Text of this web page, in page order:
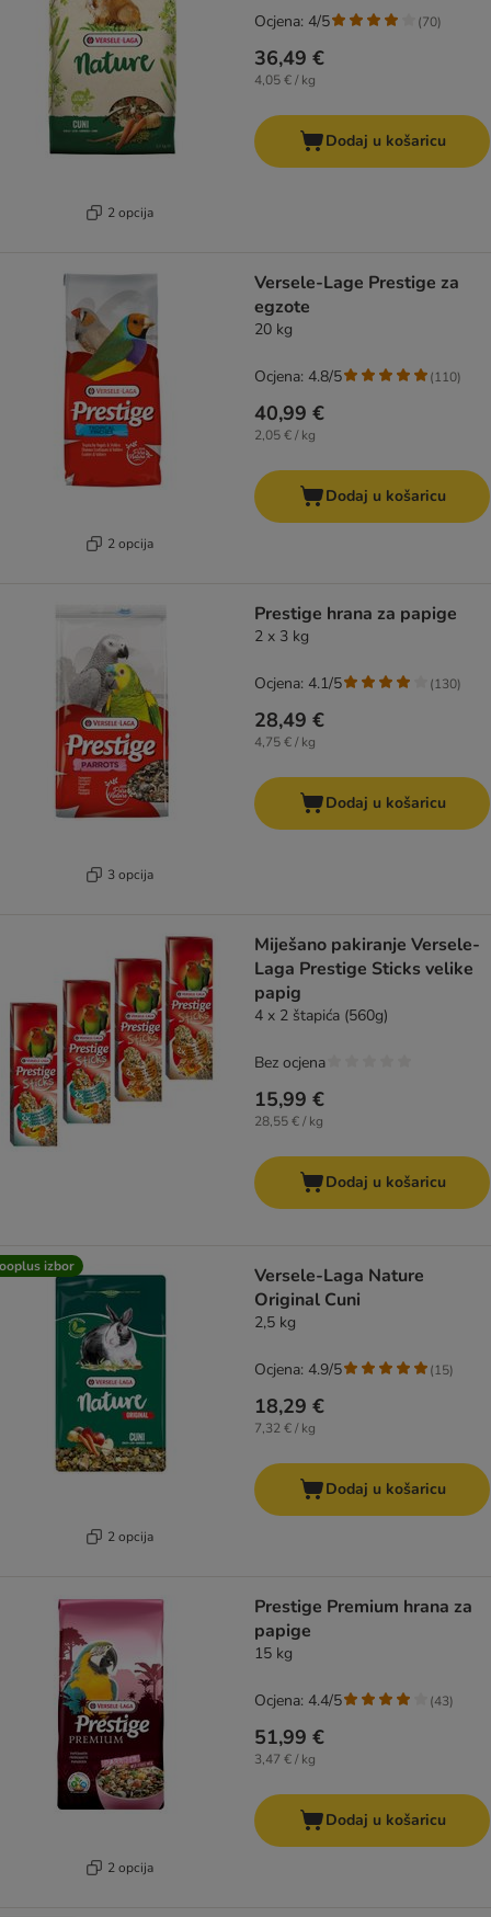
2 opcija
36,49 €
4,05 € / kg
Ocjena: 4/5 (70)
Dodaj u košaricu
2 opcija
Versele-Lage Prestige za
egzote
20 kg
40,99 €
2,05 € / kg
Ocjena: 4.8/5 (110)
Dodaj u košaricu
3 opcija
Prestige hrana za papige
2 x 3 kg
28,49 €
4,75 € / kg
Ocjena: 4.1/5 (130)
Dodaj u košaricu
Miješano pakiranje Versele-
Laga Prestige Sticks velike
papig
4 x 2 štapića (560g)
15,99 €
28,55 € / kg
Bez ocjena
Dodaj u košaricu
izbor
2 opcija
Versele-Laga Nature
Original Cuni
2,5 kg
18,29 €
7,32 € / kg
Ocjena: 4.9/5 (15)
Dodaj u košaricu
2 opcija
Prestige Premium hrana za
papige
15 kg
51,99 €
3,47 € / kg
Ocjena: 4.4/5 (43)
Dodaj u košaricu